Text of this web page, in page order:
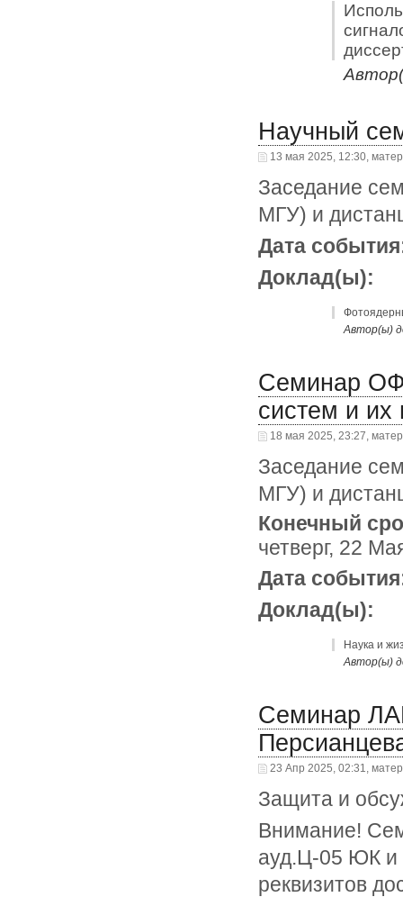
Научный
13 мая 2025, 12:30,
Заседание
МГУ) и
Дата
Доклад(ы):
Автор(ы)
Семинар
систем и их
18 мая 2025, 23:27,
Заседание
МГУ) и
Конечный
четверг, 22
Дата
Доклад(ы):
Наука и
Автор(ы)
Семинар
23 Апр 2025, 02:31,
Защита и
Внимание!
ауд.Ц-05 ЮК и
реквизитов